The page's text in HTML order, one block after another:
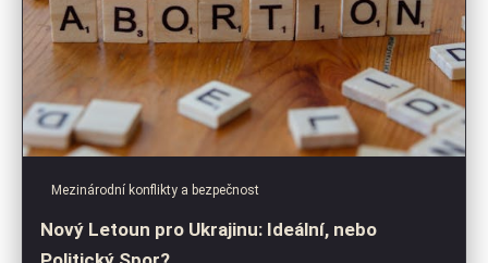
Mezinárodní konflikty a bezpečnost
Nový Letoun pro Ukrajinu: Ideální, nebo